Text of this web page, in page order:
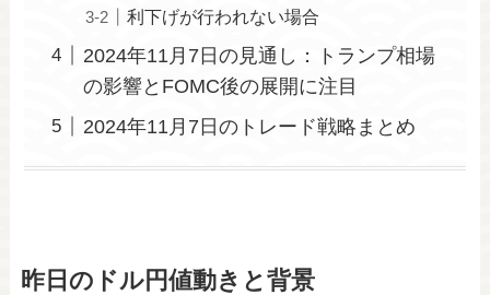
利下げが行われない場合
2024年11月7日の見通し：トランプ相場
の影響とFOMC後の展開に注目
2024年11月7日のトレード戦略まとめ
昨日のドル円値動きと背景